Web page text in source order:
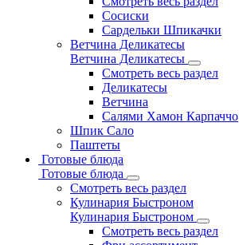
Сосиски
Сардельки Шпикачки
Ветчина Деликатесы
Ветчина Деликатесы
Смотреть весь раздел
Деликатесы
Ветчина
Салями Хамон Карпаччо
Шпик Сало
Паштеты
Готовые блюда
Готовые блюда
Смотреть весь раздел
Кулинария Быстроном
Кулинария Быстроном
Смотреть весь раздел